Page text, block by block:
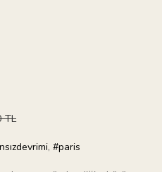
TL
, #paris